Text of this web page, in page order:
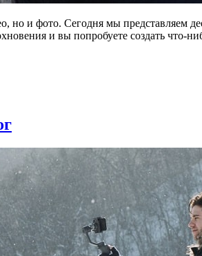
но и фото. Сегодня мы
и вы попробуете создать что-